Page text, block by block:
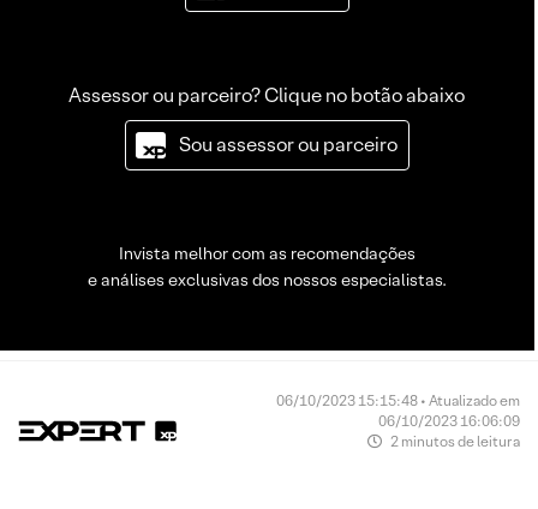
Assessor ou parceiro? Clique no botão abaixo
Sou assessor ou parceiro
Invista melhor com as recomendações
e análises exclusivas dos nossos especialistas.
06/10/2023 15:15:48 • Atualizado em
06/10/2023 16:06:09
2 minutos de leitura